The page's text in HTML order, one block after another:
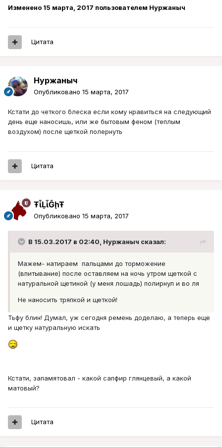
Изменено 15 марта, 2017 пользователем Нуржаныч
Цитата
Нуржаныч
Опубликовано 15 марта, 2017
Кстати до четкого блеска если кому нравиться на следующий
день еще наносишь, или же бытовым феном (теплым
воздухом) после щеткой полернуть
Цитата
ŦᾡἷḶἷḠḩŦ
Опубликовано 15 марта, 2017
В 15.03.2017 в 02:40, Нуржаныч сказал:
Мажем- натираем пальцами до торможение
(впитывание) после оставляем на ночь утром щеткой с
натуральной щетиной (у меня лошадь) полирнул и во ля
Не наносить тряпкой и щеткой!
Тьфу блин! Думал, уж сегодня ремень доделаю, а теперь еще
и щетку натуральную искать
Кстати, запамятовал - какой сапфир глянцевый, а какой
матовый?
Цитата